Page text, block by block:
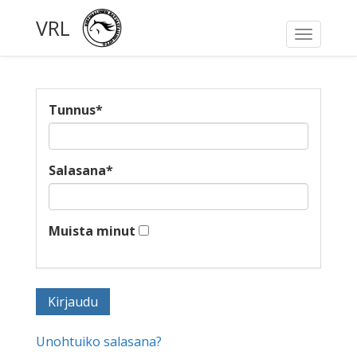
Toggle
VRL
Tunnus*
Salasana*
Muista minut
Unohtuiko salasana?